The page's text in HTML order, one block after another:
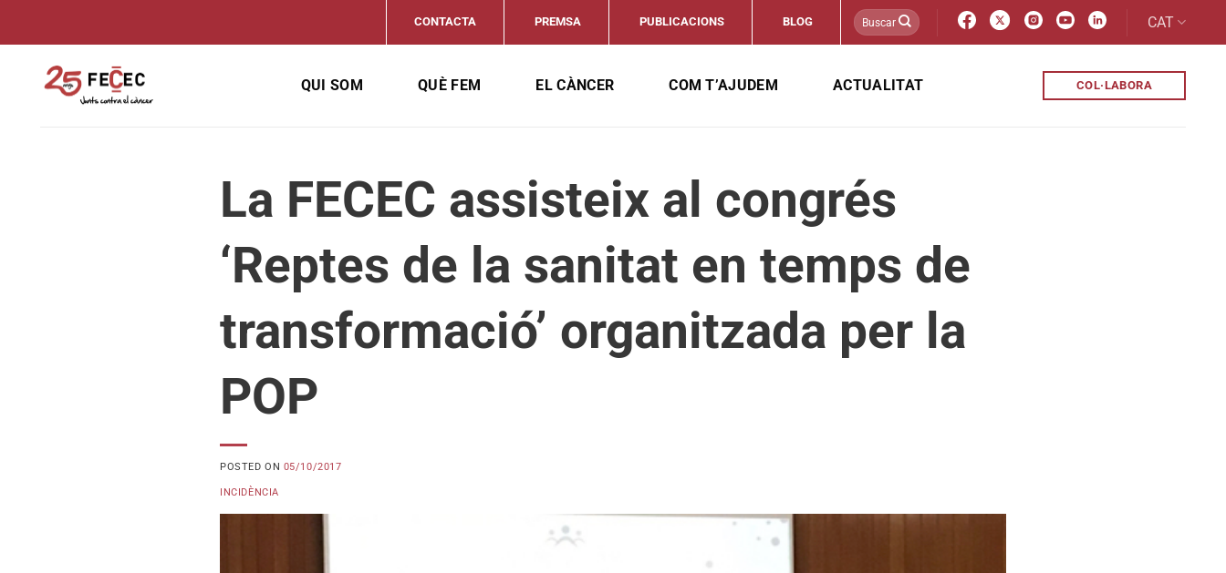
CONTACTA PREMSA PUBLICACIONS BLOG CAT
QUI SOM QUÈ FEM EL CÀNCER COM T’AJUDEM ACTUALITAT COL·LABORA
La FECEC assisteix al congrés
‘Reptes de la sanitat en temps de
transformació’ organitzada per la
POP
POSTED ON 05/10/2017
INCIDÈNCIA